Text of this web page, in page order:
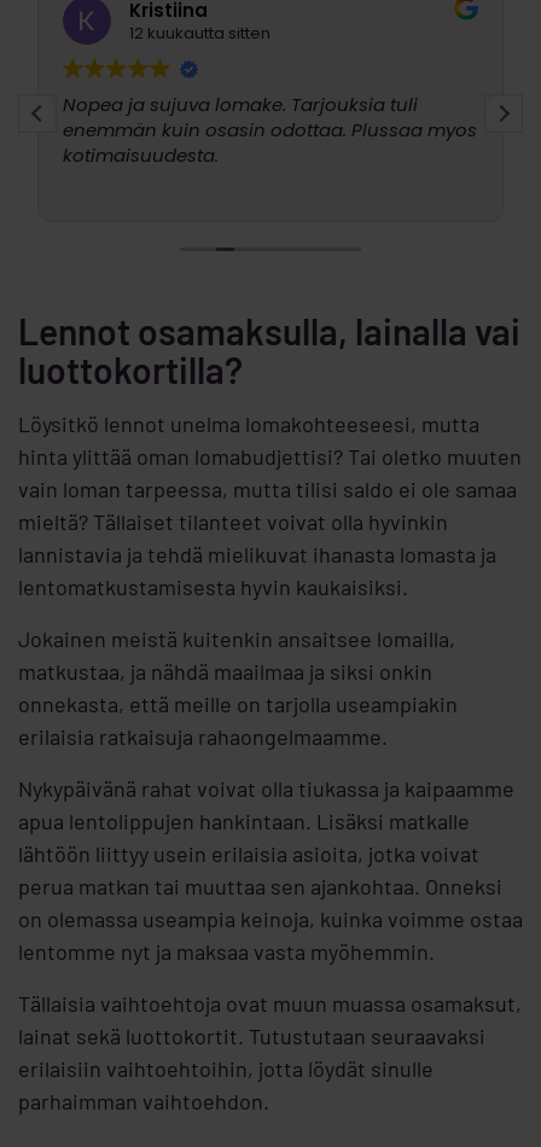
Kristiina
12 kuukautta sitten
Nopea ja sujuva lomake. Tarjouksia tuli
enemmän kuin osasin odottaa. Plussaa myos
kotimaisuudesta.
Lennot osamaksulla, lainalla vai
luottokortilla?
Löysitkö lennot unelma lomakohteeseesi, mutta
hinta ylittää oman lomabudjettisi? Tai oletko muuten
vain loman tarpeessa, mutta tilisi saldo ei ole samaa
mieltä? Tällaiset tilanteet voivat olla hyvinkin
lannistavia ja tehdä mielikuvat ihanasta lomasta ja
lentomatkustamisesta hyvin kaukaisiksi.
Jokainen meistä kuitenkin ansaitsee lomailla,
matkustaa, ja nähdä maailmaa ja siksi onkin
onnekasta, että meille on tarjolla useampiakin
erilaisia ratkaisuja rahaongelmaamme.
Nykypäivänä rahat voivat olla tiukassa ja kaipaamme
apua lentolippujen hankintaan. Lisäksi matkalle
lähtöön liittyy usein erilaisia asioita, jotka voivat
perua matkan tai muuttaa sen ajankohtaa. Onneksi
on olemassa useampia keinoja, kuinka voimme ostaa
lentomme nyt ja maksaa vasta myöhemmin.
Tällaisia vaihtoehtoja ovat muun muassa osamaksut,
lainat sekä luottokortit. Tutustutaan seuraavaksi
erilaisiin vaihtoehtoihin, jotta löydät sinulle
parhaimman vaihtoehdon.